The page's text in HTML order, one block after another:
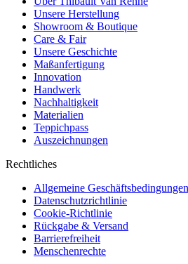
Unsere Herstellung
Showroom & Boutique
Care & Fair
Unsere Geschichte
Maßanfertigung
Innovation
Handwerk
Nachhaltigkeit
Materialien
Teppichpass
Auszeichnungen
Rechtliches
Allgemeine Geschäftsbedingungen
Datenschutzrichtlinie
Cookie-Richtlinie
Rückgabe & Versand
Barrierefreiheit
Menschenrechte